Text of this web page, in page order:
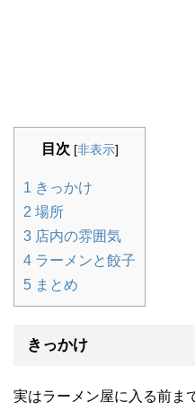
目次 [非表示]
1 きっかけ
2 場所
3 店内の雰囲気
4 ラーメンと餃子
5 まとめ
きっかけ
実はラーメン屋に入る前ま